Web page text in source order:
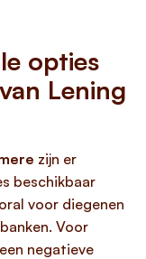
opties
Lening
zijn er
beschikbaar
voor diegenen
Voor
negatieve